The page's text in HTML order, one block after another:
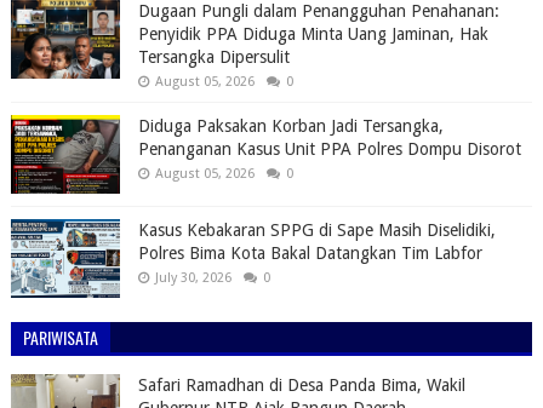
Dugaan Pungli dalam Penangguhan Penahanan:
Penyidik PPA Diduga Minta Uang Jaminan, Hak
Tersangka Dipersulit
August 05, 2026 0
Diduga Paksakan Korban Jadi Tersangka,
Penanganan Kasus Unit PPA Polres Dompu Disorot
August 05, 2026 0
Kasus Kebakaran SPPG di Sape Masih Diselidiki,
Polres Bima Kota Bakal Datangkan Tim Labfor
July 30, 2026 0
PARIWISATA
Safari Ramadhan di Desa Panda Bima, Wakil